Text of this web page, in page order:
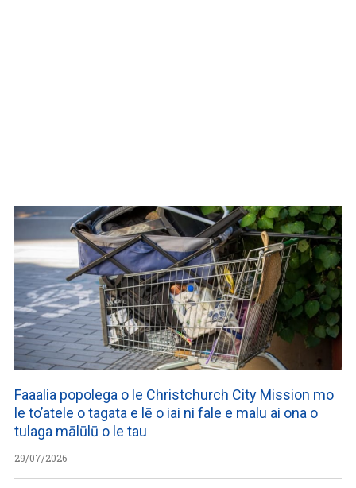
Faaalia popolega o le Christchurch City Mission mo
le to’atele o tagata e lē o iai ni fale e malu ai ona o
tulaga mālūlū o le tau
29/07/2026